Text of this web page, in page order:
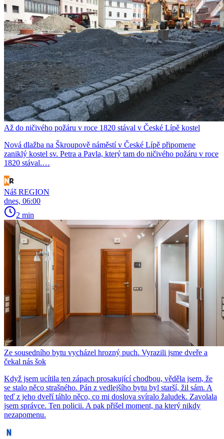
Až do ničivého požáru v roce 1820 stával v České Lípě kostel
Nová dlažba na Škroupově náměstí v České Lípě připomene
zaniklý kostel sv. Petra a Pavla, který tam do ničivého požáru v roce
1820 stával.…
Náš REGION
dnes, 06:00
2 min
Ze sousedního bytu vycházel hrozný puch. Vyrazili jsme dveře a
čekal nás šok
Když jsem ucítila ten zápach prosakující chodbou, věděla jsem, že
se stalo něco strašného. Pán z vedlejšího bytu byl starší, žil sám. A
teď z jeho dveří táhlo něco, co mi doslova svíralo žaludek. Zavolala
jsem správce. Ten policii. A pak přišel moment, na který nikdy
nezapomenu.